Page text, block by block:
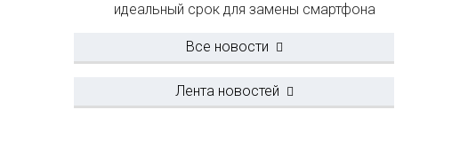
идеальный срок для замены смартфона
Все новости
Лента новостей